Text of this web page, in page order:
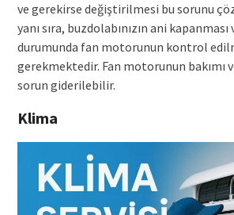
ve gerekirse değiştirilmesi bu sorunu
yanı sıra, buzdolabınızın ani kapanması
durumunda fan motorunun kontrol
gerekmektedir. Fan motorunun bakımı
sorun giderilebilir.
Klima